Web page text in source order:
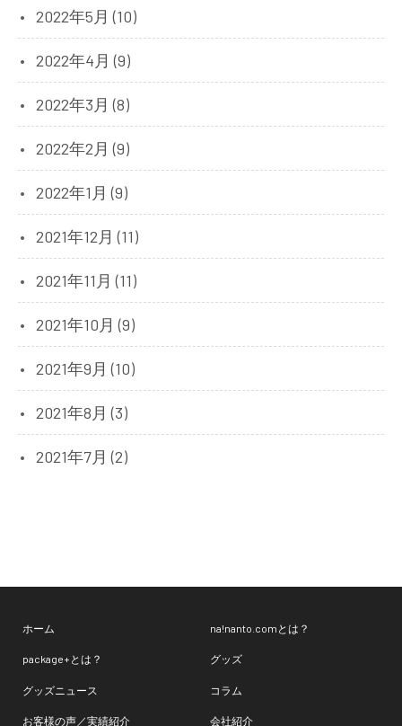
2022年5月 (10)
2022年4月 (9)
2022年3月 (8)
2022年2月 (9)
2022年1月 (9)
2021年12月 (11)
2021年11月 (11)
2021年10月 (9)
2021年9月 (10)
2021年8月 (3)
2021年7月 (2)
ホーム na!nanto.comとは？
package+とは？ グッズ
グッズニュース コラム
お客様の声／実績紹介 会社紹介